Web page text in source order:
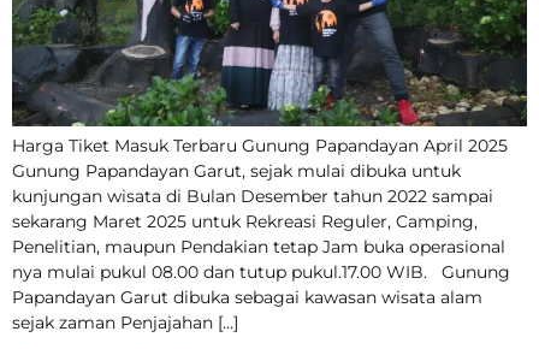
Harga Tiket Masuk Terbaru Gunung Papandayan April 2025
Gunung Papandayan Garut, sejak mulai dibuka untuk
kunjungan wisata di Bulan Desember tahun 2022 sampai
sekarang Maret 2025 untuk Rekreasi Reguler, Camping,
Penelitian, maupun Pendakian tetap Jam buka operasional
nya mulai pukul 08.00 dan tutup pukul.17.00 WIB. Gunung
Papandayan Garut dibuka sebagai kawasan wisata alam
sejak zaman Penjajahan […]